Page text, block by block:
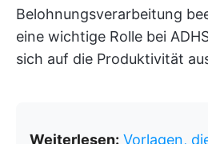
Belohnungsverarbeitung
eine wichtige Rolle bei
sich auf die Produktivität
Weiterlesen: Vorlagen,